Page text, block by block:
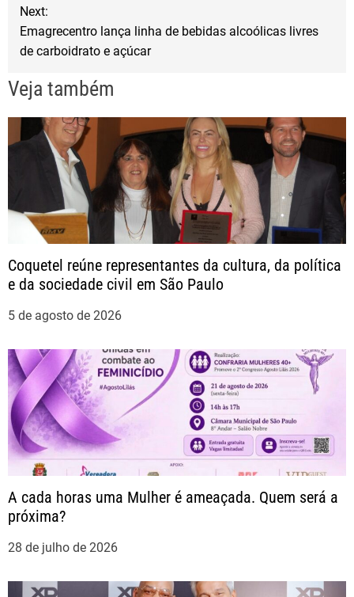
k
g
a
ã
d
e
P
o
s
Next:
Emagrecentro lança linha de bebidas alcoólicas livres
de carboidrato e açúcar
Veja também
Coquetel reúne representantes da cultura, da política
e da sociedade civil em São Paulo
5 de agosto de 2026
A cada horas uma Mulher é ameaçada. Quem será a
próxima?
28 de julho de 2026